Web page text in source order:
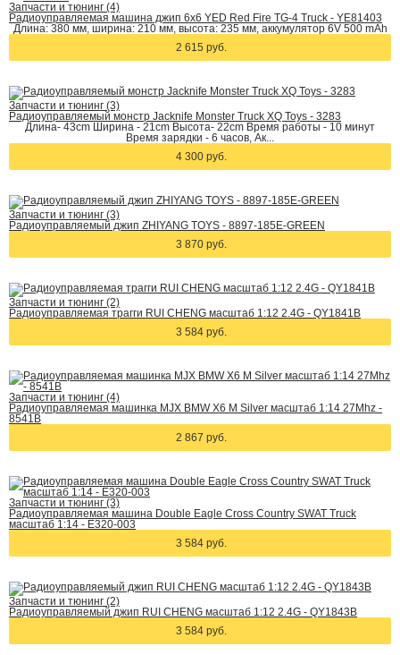
Запчасти и тюнинг (4)
Радиоуправляемая машина джип 6х6 YED Red Fire TG-4 Truck - YE81403
Длина: 380 мм, ширина: 210 мм, высота: 235 мм, аккумулятор 6V 500 mAh
2 615 руб.
Запчасти и тюнинг (3)
Радиоуправляемый монстр Jacknife Monster Truck XQ Toys - 3283
Длина- 43cm Ширина - 21cm Высота- 22cm Время работы - 10 минут
Время зарядки - 6 часов, Ак...
4 300 руб.
Запчасти и тюнинг (3)
Радиоуправляемый джип ZHIYANG TOYS - 8897-185E-GREEN
3 870 руб.
Запчасти и тюнинг (2)
Радиоуправляемая трагги RUI CHENG масштаб 1:12 2.4G - QY1841B
3 584 руб.
Запчасти и тюнинг (4)
Радиоуправляемая машинка MJX BMW X6 M Silver масштаб 1:14 27Mhz -
8541B
2 867 руб.
Запчасти и тюнинг (3)
Радиоуправляемая машина Double Eagle Cross Country SWAT Truck
масштаб 1:14 - E320-003
3 584 руб.
Запчасти и тюнинг (2)
Радиоуправляемый джип RUI CHENG масштаб 1:12 2.4G - QY1843B
3 584 руб.